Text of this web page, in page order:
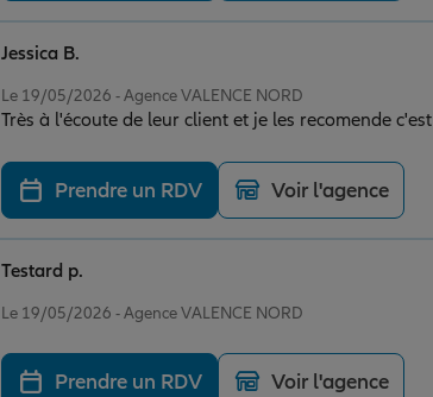
Le 19/05/2026 - Agence VALENCE NORD
Très à l'écoute de leur client et je les recomende
Jessica B.
Prendre un RDV Voir l'agence
Le 19/05/2026 - Agence VALENCE NORD
Testard p.
Prendre un RDV Voir l'agence